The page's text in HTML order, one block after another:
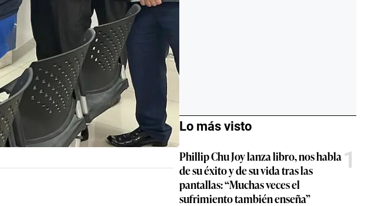
Lo más visto
Phillip Chu Joy lanza libro, nos habla
de su éxito y de su vida tras las
pantallas: “Muchas veces el
sufrimiento también enseña”
1